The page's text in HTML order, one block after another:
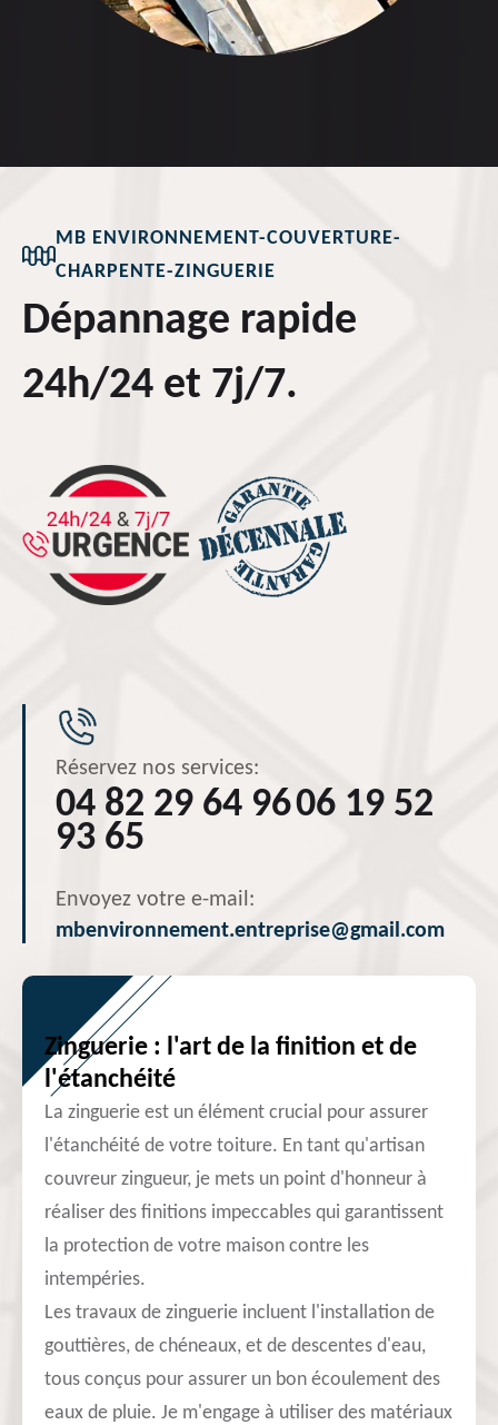
MB ENVIRONNEMENT-COUVERTURE-
CHARPENTE-ZINGUERIE
Dépannage rapide
24h/24 et 7j/7.
Réservez nos services:
04 82 29 64 9606 19 52
93 65
Envoyez votre e-mail:
mbenvironnement.entreprise@gmail.com
Zinguerie : l'art de la finition et de
l'étanchéité
La zinguerie est un élément crucial pour assurer
l'étanchéité de votre toiture. En tant qu'artisan
couvreur zingueur, je mets un point d'honneur à
réaliser des finitions impeccables qui garantissent
la protection de votre maison contre les
intempéries.
Les travaux de zinguerie incluent l'installation de
gouttières, de chéneaux, et de descentes d'eau,
tous conçus pour assurer un bon écoulement des
eaux de pluie. Je m'engage à utiliser des matériaux